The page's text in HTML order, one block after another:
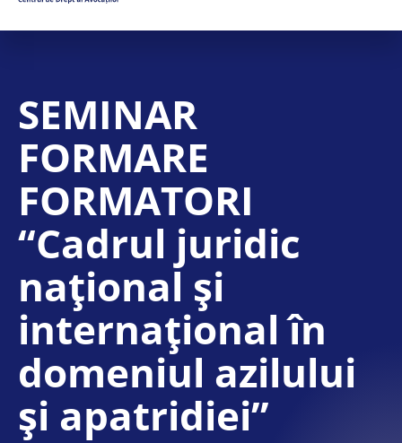
SEMINAR
FORMARE
FORMATORI
“Cadrul juridic
naţional şi
internaţional în
domeniul azilului
şi apatridiei”